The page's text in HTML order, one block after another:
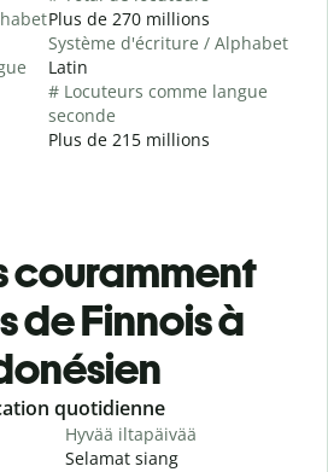
Plus de 270 millions
Système d'écriture / Alphabet
Latin
# Locuteurs comme langue
seconde
Plus de 215 millions
couramment
de Finnois à
quotidienne
Hyvää iltapäivää
Selamat siang